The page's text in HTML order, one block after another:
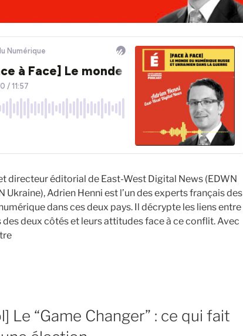
directeur éditorial de East-West Digital News (EDWN
Ukraine), Adrien Henni est l’un des experts français des
dans ces deux pays. Il décrypte les liens entre
deux côtés et leurs attitudes face à ce conflit. Avec
Le “Game Changer” : ce qui fait